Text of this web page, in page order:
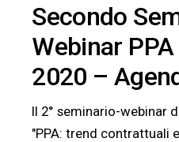
Secondo
Webinar
2020 –
Il 2° seminario-webinar
"PPA: trend contrattuali